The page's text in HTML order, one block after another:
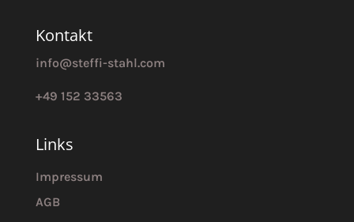
Kontakt
info@steffi-stahl.com
+49 152 33563
Links
Impressum
AGB